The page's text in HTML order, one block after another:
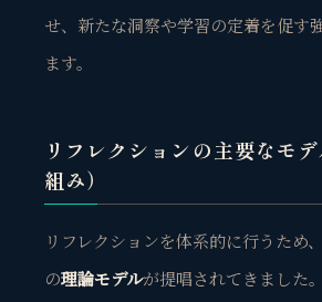
せ、新たな洞察や学習の定着を促す
ます。
リフレクションの主要なモ
組み）
リフレクションを体系的に行うため
の理論モデルが提唱されてきました